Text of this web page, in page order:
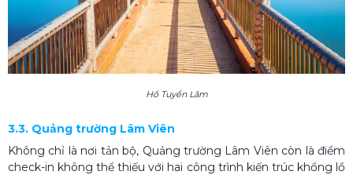
Hồ Tuyền Lâm
3.3. Quảng trường Lâm Viên
Không chỉ là nơi tản bộ, Quảng trường Lâm Viên còn là điểm
check-in không thể thiếu với hai công trình kiến trúc khổng lồ